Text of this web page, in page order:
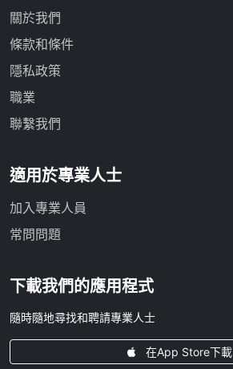
關於我們
條款和條件
隱私政策
職業
聯繫我們
適用於專業人士
加入專業人員
常問問題
下載我們的應用程式
隨時隨地尋找和聘請專業人士
在App Store下載